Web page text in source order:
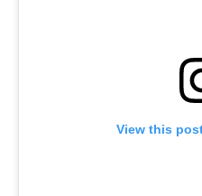
View this